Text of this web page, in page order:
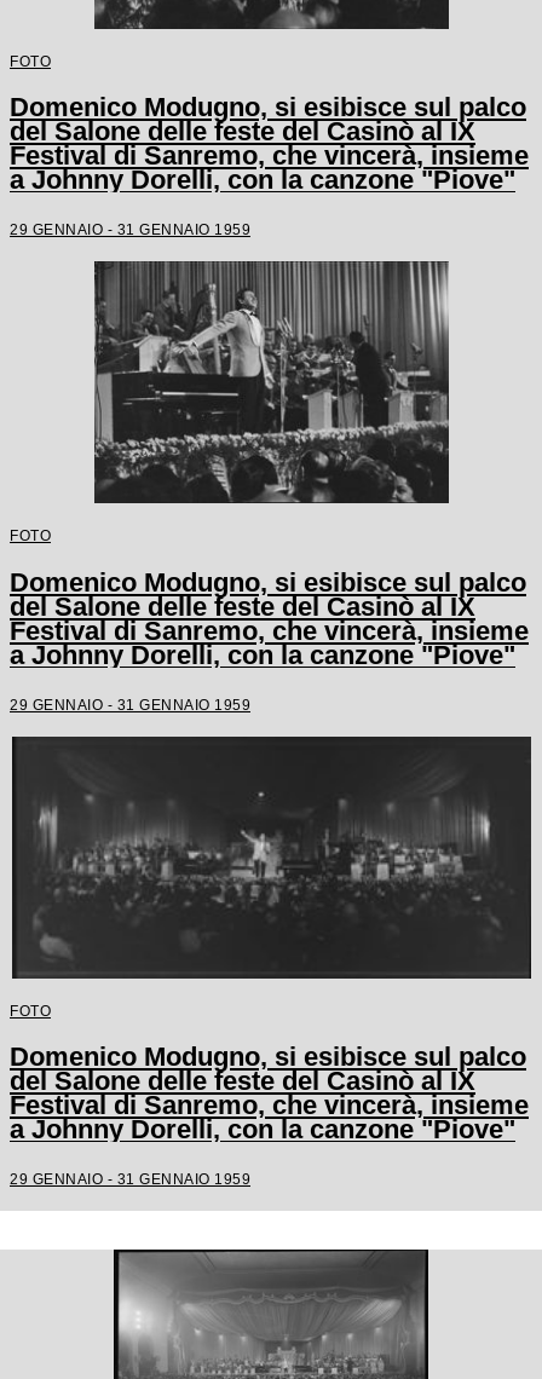
FOTO
Domenico Modugno, si esibisce sul palco
del Salone delle feste del Casinò al IX
Festival di Sanremo, che vincerà, insieme
a Johnny Dorelli, con la canzone "Piove"
29 GENNAIO - 31 GENNAIO 1959
FOTO
Domenico Modugno, si esibisce sul palco
del Salone delle feste del Casinò al IX
Festival di Sanremo, che vincerà, insieme
a Johnny Dorelli, con la canzone "Piove"
29 GENNAIO - 31 GENNAIO 1959
FOTO
Domenico Modugno, si esibisce sul palco
del Salone delle feste del Casinò al IX
Festival di Sanremo, che vincerà, insieme
a Johnny Dorelli, con la canzone "Piove"
29 GENNAIO - 31 GENNAIO 1959